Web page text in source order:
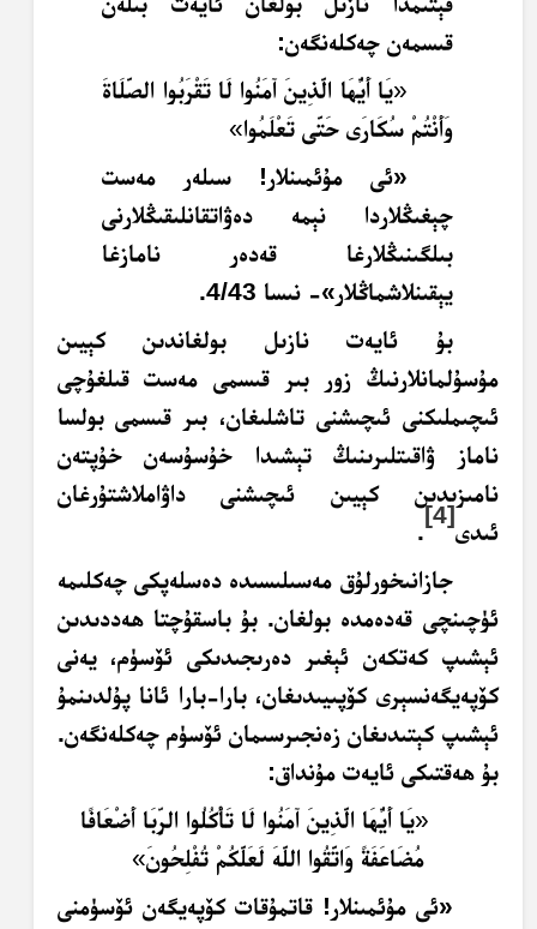
قىسمەن چەكلەنگەن:
«يَا أَيُّهَا الَّذِينَ آمَنُوا لَا تَقْرَبُوا الصَّلَاةَ
وَأَنْتُمْ سُكَارَى حَتَّى تَعْلَمُوا»
«ئى مۇئمىنلار! سىلەر مەست
چېغىڭلاردا نېمە دەۋاتقانلىقىڭلارنى
بىلگىنىڭلارغا قەدەر نامازغا
يېقىنلاشماڭلار»- نىسا 4/43.
بۇ ئايەت نازىل بولغاندىن كېيىن
مۇسۇلمانلارنىڭ زور بىر قىسمى مەست قىلغۇچى
ئىچىملىكنى ئىچىشنى تاشلىغان، بىر قىسمى بولسا
ناماز ۋاقىتلىرىنىڭ تېشىدا خۇسۇسەن خۇپتەن
نامىزىدىن كېيىن ئىچىشنى داۋاملاشتۇرغان
ئىدى
[4]
.
جازانىخورلۇق مەسىلىسىدە دەسلەپكى چەكلىمە
ئۈچىنچى قەدەمدە بولغان.بۇ باسقۇچتا ھەددىدىن
ئېشىپ كەتكەن ئېغىر دەرىجىدىكى ئۆسۈم، يەنى
كۆپەيگەنسېرى كۆپىيىدىغان، بارا-بارا ئانا پۇلدىنمۇ
ئېشىپ كېتىدىغان زەنجىرسىمان ئۆسۈم چەكلەنگەن.
بۇ ھەقتىكى ئايەت مۇنداق:
«يَا أَيُّهَا الَّذِينَ آمَنُوا لَا تَأْكُلُوا الرِّبَا أَضْعَافًا
مُضَاعَفَةً وَاتَّقُوا اللَّهَ لَعَلَّكُمْ تُفْلِحُونَ»
«ئى مۇئمىنلار! قاتمۇقات كۆپەيگەن ئۆسۈمنى